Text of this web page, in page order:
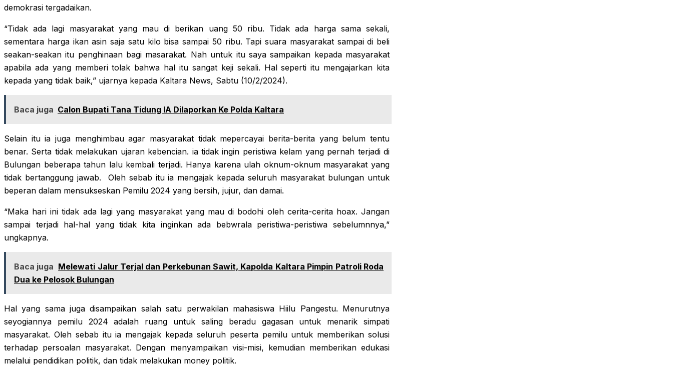
demokrasi tergadaikan.
“Tidak ada lagi masyarakat yang mau di berikan uang 50 ribu. Tidak ada harga sama sekali,
sementara harga ikan asin saja satu kilo bisa sampai 50 ribu. Tapi suara masyarakat sampai di beli
seakan-seakan itu penghinaan bagi masarakat. Nah untuk itu saya sampaikan kepada masyarakat
apabila ada yang memberi tolak bahwa hal itu sangat keji sekali. Hal seperti itu mengajarkan kita
kepada yang tidak baik,” ujarnya kepada Kaltara News, Sabtu (10/2/2024).
Baca juga Calon Bupati Tana Tidung IA Dilaporkan Ke Polda Kaltara
Selain itu ia juga menghimbau agar masyarakat tidak mepercayai berita-berita yang belum tentu
benar. Serta tidak melakukan ujaran kebencian. ia tidak ingin peristiwa kelam yang pernah terjadi di
Bulungan beberapa tahun lalu kembali terjadi. Hanya karena ulah oknum-oknum masyarakat yang
tidak bertanggung jawab. Oleh sebab itu ia mengajak kepada seluruh masyarakat bulungan untuk
beperan dalam mensukseskan Pemilu 2024 yang bersih, jujur, dan damai.
“Maka hari ini tidak ada lagi yang masyarakat yang mau di bodohi oleh cerita-cerita hoax. Jangan
sampai terjadi hal-hal yang tidak kita inginkan ada bebwrala peristiwa-peristiwa sebelumnnya,”
ungkapnya.
Baca juga Melewati Jalur Terjal dan Perkebunan Sawit, Kapolda Kaltara Pimpin Patroli Roda
Dua ke Pelosok Bulungan
Hal yang sama juga disampaikan salah satu perwakilan mahasiswa Hiilu Pangestu. Menurutnya
seyogiannya pemilu 2024 adalah ruang untuk saling beradu gagasan untuk menarik simpati
masyarakat. Oleh sebab itu ia mengajak kepada seluruh peserta pemilu untuk memberikan solusi
terhadap persoalan masyarakat. Dengan menyampaikan visi-misi, kemudian memberikan edukasi
melalui pendidikan politik, dan tidak melakukan money politik.